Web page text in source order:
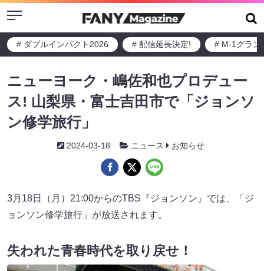
Menu
# ダブルインパクト2026 # 配信延長決定! # M-1グラン
ニューヨーク・嶋佐和也プロデュー
ス! 山梨県・富士吉田市で「ジョンソ
ン修学旅行」
2024-03-18 ニュース お知らせ
3月18日（月）21:00からのTBS『ジョンソン』では、「ジ
ョンソン修学旅行」が放送されます。
失われた青春時代を取り戻せ！